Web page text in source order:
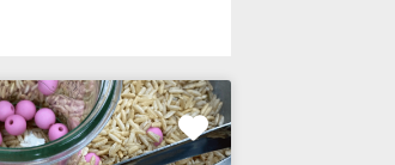
Favorit